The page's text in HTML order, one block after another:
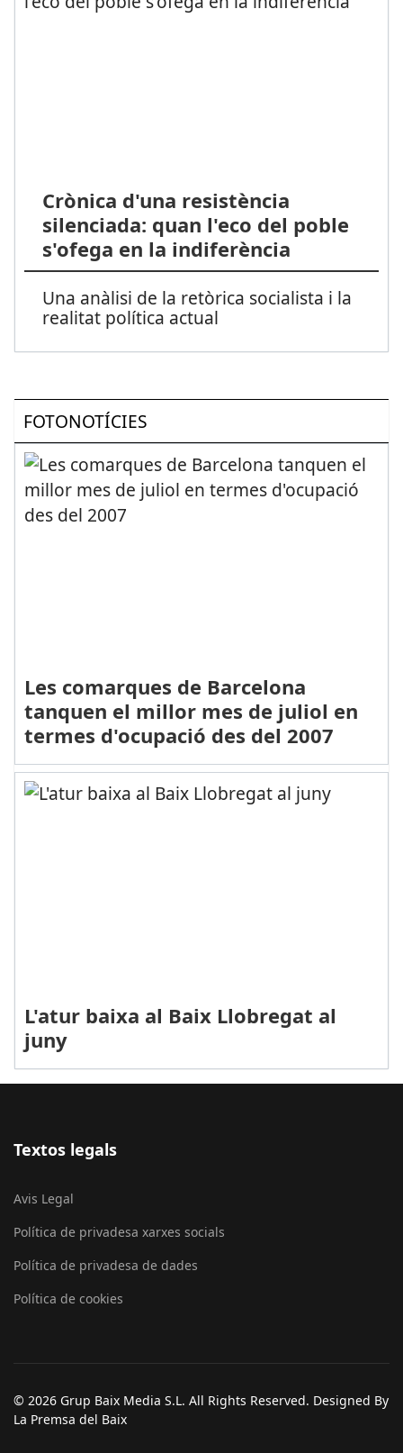
Crònica d'una resistència
silenciada: quan l'eco del poble
s'ofega en la indiferència
Una anàlisi de la retòrica socialista i la
realitat política actual
FOTONOTÍCIES
Les comarques de Barcelona
tanquen el millor mes de juliol en
termes d'ocupació des del 2007
L'atur baixa al Baix Llobregat al
juny
Textos legals
Avis Legal
Política de privadesa xarxes socials
Política de privadesa de dades
Política de cookies
© 2026 Grup Baix Media S.L. All Rights Reserved. Designed By
La Premsa del Baix